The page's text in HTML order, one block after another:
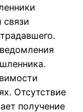
Отсутствие
получение